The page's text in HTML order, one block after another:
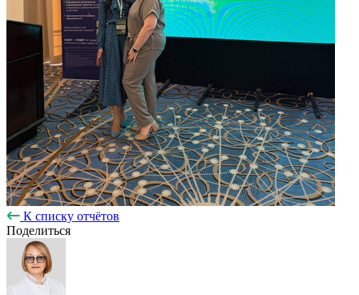
К списку отчётов
Поделиться